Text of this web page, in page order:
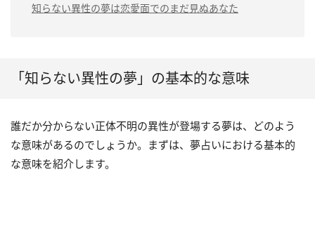
知らない異性の夢は恋愛面でのまだ見ぬあなた
「知らない異性の夢」の基本的な意味
誰だか分からない正体不明の異性が登場する夢は、どのよう
な意味があるのでしょうか。まずは、夢占いにおける基本的
な意味を紹介します。